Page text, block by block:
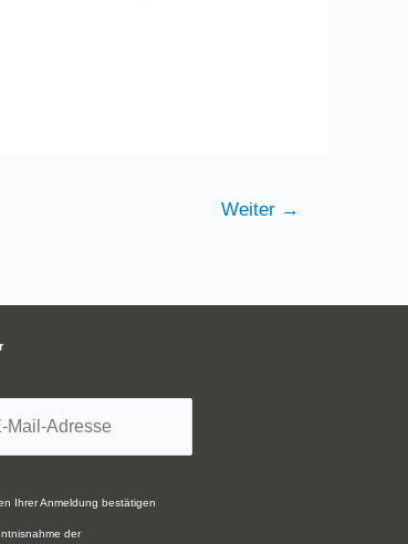
Weiter →
Ihrer Anmeldung bestätigen
der